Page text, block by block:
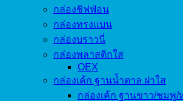
กล่องชิฟฟ่อน
กล่องทรงแบน
กล่องบราวนี่
กล่องพลาสติกใส
OEX
กล่องเค้ก ฐานน้ำตาล ฝาใส
กล่องเค้ก ฐานขาว/ชมพู/